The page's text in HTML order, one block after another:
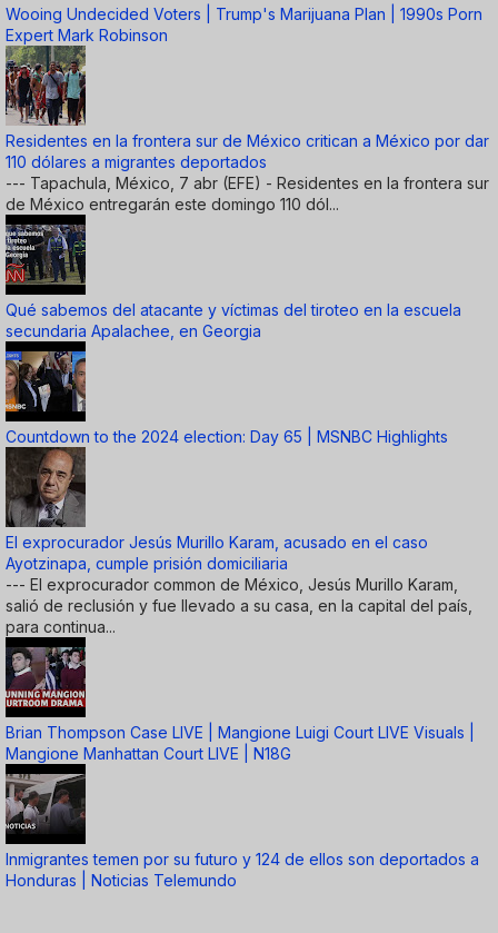
Wooing Undecided Voters | Trump's Marijuana Plan | 1990s Porn
Expert Mark Robinson
Residentes en la frontera sur de México critican a México por dar
110 dólares a migrantes deportados
--- Tapachula, México, 7 abr (EFE) - Residentes en la frontera sur
de México entregarán este domingo 110 dól...
Qué sabemos del atacante y víctimas del tiroteo en la escuela
secundaria Apalachee, en Georgia
Countdown to the 2024 election: Day 65 | MSNBC Highlights
El exprocurador Jesús Murillo Karam, acusado en el caso
Ayotzinapa, cumple prisión domiciliaria
--- El exprocurador common de México, Jesús Murillo Karam,
salió de reclusión y fue llevado a su casa, en la capital del país,
para continua...
Brian Thompson Case LIVE | Mangione Luigi Court LIVE Visuals |
Mangione Manhattan Court LIVE | N18G
Inmigrantes temen por su futuro y 124 de ellos son deportados a
Honduras | Noticias Telemundo